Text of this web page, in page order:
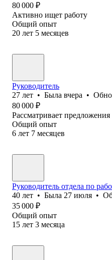
80 000 ₽
Активно ищет работу
Общий опыт
20 лет 5 месяцев
Руководитель
27 лет • Была вчера •
80 000 ₽
Рассматривает предложения
Общий опыт
6 лет 7 месяцев
Руководитель отдела по
40 лет • Была 27 июля •
35 000 ₽
Общий опыт
15 лет 3 месяца